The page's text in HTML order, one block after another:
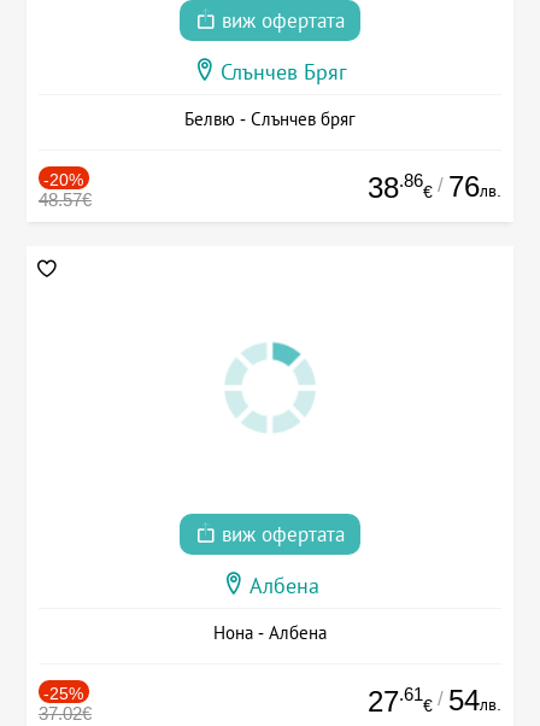
виж офертата
Слънчев Бряг
Белвю - Слънчев бряг
-20%
48.57€ 38.86
€ / 76лв.
виж офертата
Албена
Нона - Албена
-25%
37.02€ 27.61
€ / 54лв.